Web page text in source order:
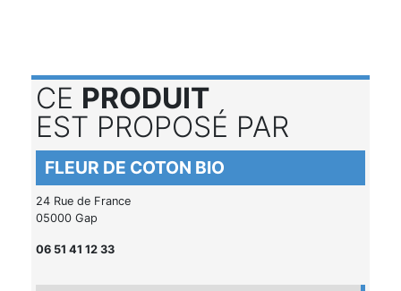
CE PRODUIT
EST PROPOSÉ PAR
FLEUR DE COTON BIO
24 Rue de France
05000 Gap
06 51 41 12 33